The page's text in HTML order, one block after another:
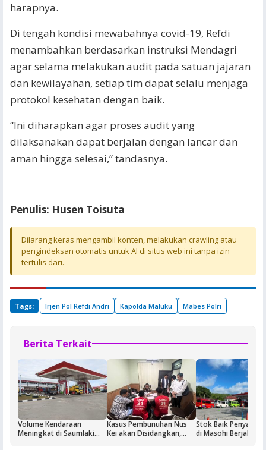
harapnya.
Di tengah kondisi mewabahnya covid-19, Refdi
menambahkan berdasarkan instruksi Mendagri
agar selama melakukan audit pada satuan jajaran
dan kewilayahan, setiap tim dapat selalu menjaga
protokol kesehatan dengan baik.
“Ini diharapkan agar proses audit yang
dilaksanakan dapat berjalan dengan lancar dan
aman hingga selesai,” tandasnya.
Penulis: Husen Toisuta
Dilarang keras mengambil konten, melakukan crawling atau
pengindeksan otomatis untuk AI di situs web ini tanpa izin
tertulis dari.
Tags: Irjen Pol Refdi Andri Kapolda Maluku Mabes Polri
Berita Terkait
Volume Kendaraan
Meningkat di Saumlaki
Kasus Pembunuhan Nus
Kei akan Disidangkan,
Stok Baik
di Masohi Berjalan